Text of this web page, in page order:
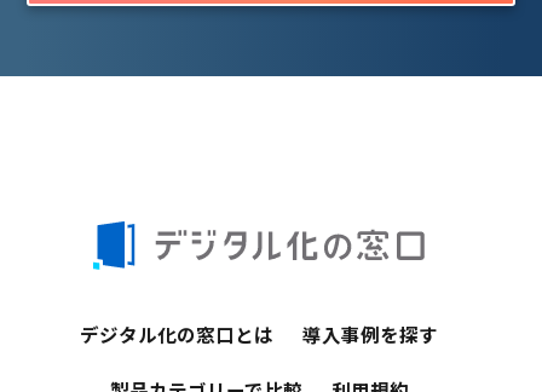
デジタル化の窓口とは 導入事例を探す